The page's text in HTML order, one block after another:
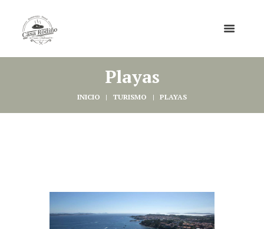
Playas
INICIO TURISMO PLAYAS